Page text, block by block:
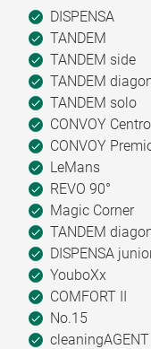
DISPENSA
TANDEM
TANDEM side
TANDEM
TANDEM solo
CONVOY Centro
CONVOY
LeMans
REVO 90°
Magic Corner
TANDEM
DISPENSA
YouboXx
COMFORT II
No.15
cleaningAGENT